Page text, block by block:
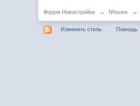
Форум Новостройки → Nhouse →
Изменить стиль Помощь